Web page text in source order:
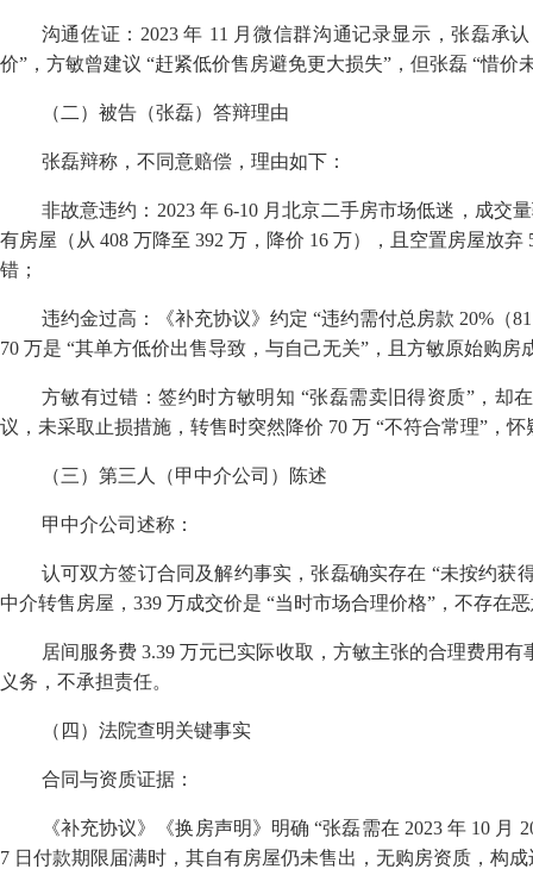
沟通佐证： 2023年 11 月微信群沟通记录显示，张磊承认
价” ，方敏曾建议 “赶紧低价售房避免更大损失” ，但张磊 “惜价
（二）被告（张磊）答辩理由
张磊辩称，不同意赔偿，理由如下：
非故意违约： 2023 年6-10 月北京二手房市场低迷，成交
有房屋（从 408 万降至 392 万，降价 16 万），且空置房屋放弃
错；
违约金过高：《补充协议》约定 “违约需付总房款 20%（
70 万是 “其单方低价出售导致，与自己无关” ，且方敏原始购房
方敏有过错：签约时方敏明知 “张磊需卖旧得资质”，却在
议，未采取止损措施，转售时突然降价 70 万 “不符合常理” ，
（三）第三人（甲中介公司）陈述
甲中介公司述称：
认可双方签订合同及解约事实，张磊确实存在 “未按约获
中介转售房屋， 339 万成交价是 “当时市场合理价格” ，不存在
居间服务费 3.39万元已实际收取，方敏主张的合理费用
义务，不承担责任。
（四）法院查明关键事实
合同与资质证据：
《补充协议》《换房声明》明确 “张磊需在 2023年 10 月
7 日付款期限届满时，其自有房屋仍未售出，无购房资质，构成